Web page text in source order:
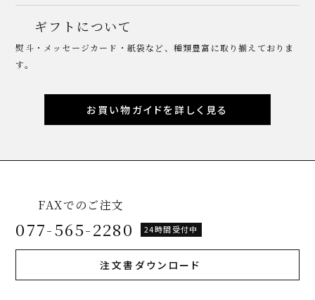
ギフトについて
熨斗・メッセージカード・紙袋など、種類豊富に取り揃えておりま
す。
お買い物ガイドを詳しく見る
FAXでのご注文
077-565-2280 24時間受付中
注文書ダウンロード